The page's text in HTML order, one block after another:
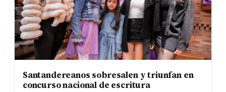
Santandereanos sobresalen y triunfan en
concurso nacional de escritura